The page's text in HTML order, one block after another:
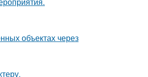
объектах через